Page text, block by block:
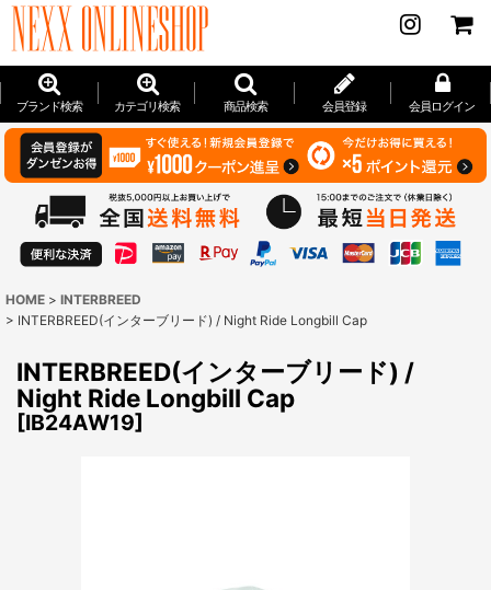
ブランド検索 カテゴリ検索 商品検索 会員登録 会員ログイン
HOME > INTERBREED
> INTERBREED(インターブリード) / Night Ride Longbill Cap
INTERBREED(インターブリード) /
Night Ride Longbill Cap
[IB24AW19]